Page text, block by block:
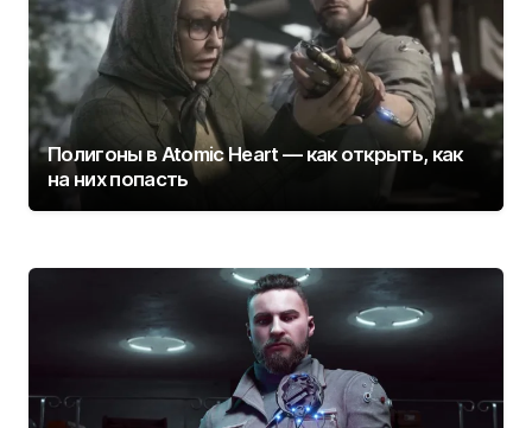
Полигоны в Atomic Heart — как открыть, как
на них попасть